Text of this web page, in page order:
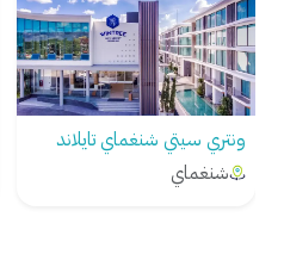
ميليا شنغماي تايلاند
شنغماي